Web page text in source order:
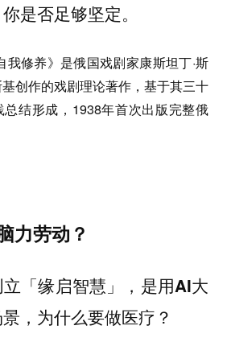
是否足够坚定。
我修养》是俄国戏剧家康斯坦丁·斯
创作的戏剧理论著作，基于其三十
结形成，1938年首次出版完整俄
力劳动？
「缘启智慧」，是用AI大
，为什么要做医疗？